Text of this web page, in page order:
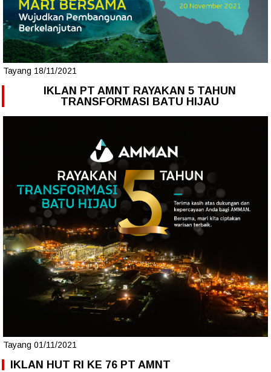
Tayang 18/11/2021
IKLAN PT AMNT RAYAKAN 5 TAHUN
TRANSFORMASI BATU HIJAU
Tayang 01/11/2021
IKLAN HUT RI KE 76 PT AMNT